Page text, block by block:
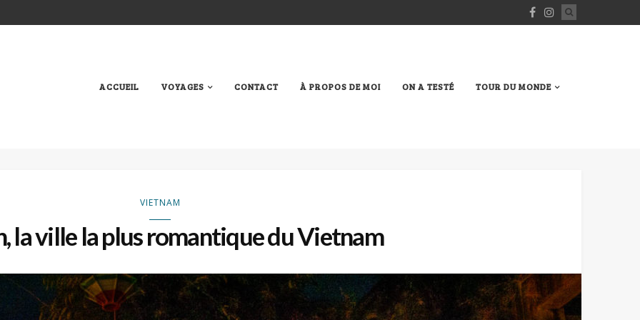
ACCUEIL VOYAGES CONTACT À PROPOS DE MOI ON A TESTÉ TOUR DU MONDE
VIETNAM
la ville la plus romantique du Vietnam